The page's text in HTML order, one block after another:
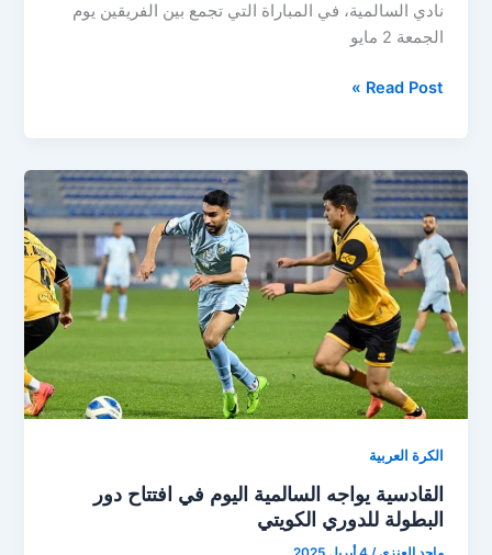
نادي السالمية، في المباراة التي تجمع بين الفريقين يوم
الجمعة 2 مايو
موعد
القادمة
ضد
السالمية
في
الدوري
الكويتي
Read Post »
الكرة العربية
القادسية يواجه السالمية اليوم في افتتاح دور
البطولة للدوري الكويتي